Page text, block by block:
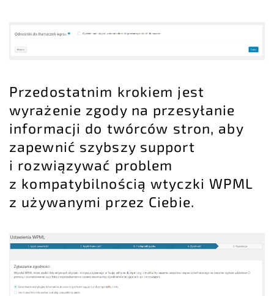
Przedostatnim krokiem jest
wyrażenie zgody na przesyłanie
informacji do twórców stron, aby
zapewnić szybszy support
i rozwiązywać problem
z kompatybilnością wtyczki WPML
z używanymi przez Ciebie.